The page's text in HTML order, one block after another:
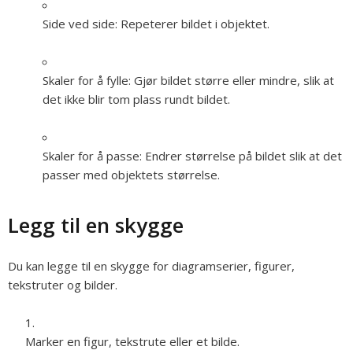
Side ved side: Repeterer bildet i objektet.
Skaler for å fylle: Gjør bildet større eller mindre, slik at
det ikke blir tom plass rundt bildet.
Skaler for å passe: Endrer størrelse på bildet slik at det
passer med objektets størrelse.
Legg til en skygge
Du kan legge til en skygge for diagramserier, figurer,
tekstruter og bilder.
Marker en figur, tekstrute eller et bilde.